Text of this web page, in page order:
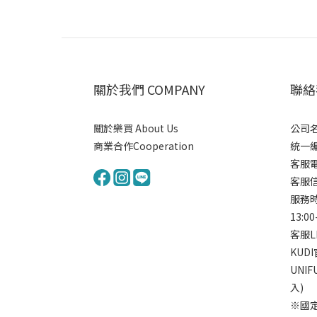
關於我們 COMPANY
關於樂買 About Us
商業合作Cooperation
聯
公司
統一
客服
客服
服務
客服
KUDI
入)
※國